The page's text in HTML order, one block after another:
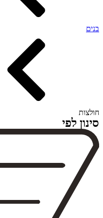
בנים
חולצות
סינון לפי